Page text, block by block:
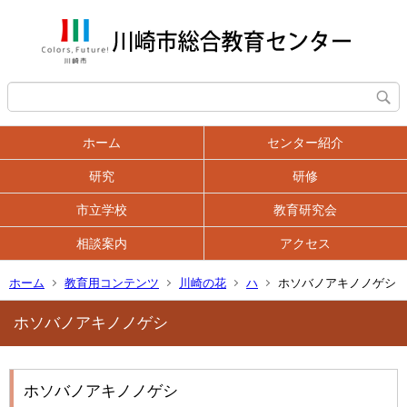
ホーム センター紹介
研究 研修
市立学校 教育研究会
相談案内 アクセス
ホーム 教育用コンテンツ 川崎の花 ハ ホソバノアキノノゲシ
ホソバノアキノノゲシ
ホソバノアキノノゲシ